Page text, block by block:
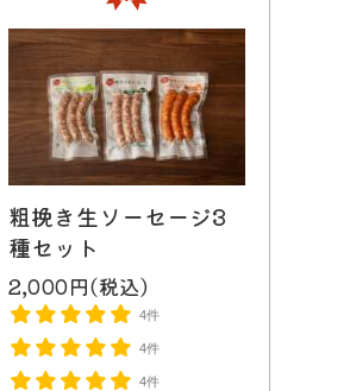
粗挽き生ソーセージ3
種セット
2,000円(税込)
4件
4件
4件